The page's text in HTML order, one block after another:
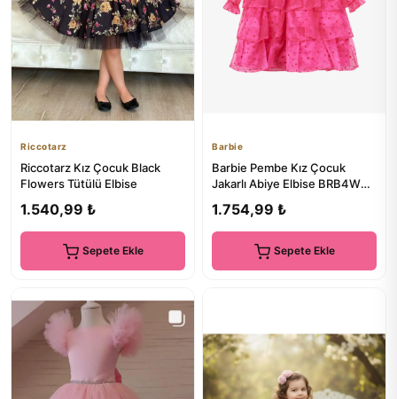
Riccotarz
Riccotarz Kız Çocuk Black
Flowers Tütülü Elbise
1.540,99 ₺
Sepete Ekle
Barbie
Barbie Pembe Kız Çocuk
Jakarlı Abiye Elbise BRB4WG-
1.754,99 ₺
Sepete Ekle